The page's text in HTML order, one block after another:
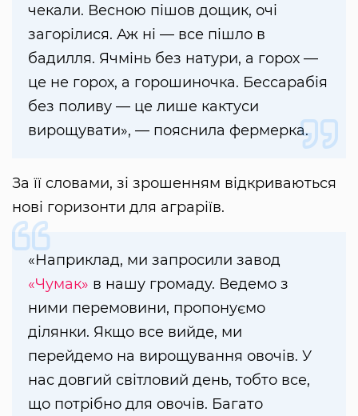
чекали. Весною пішов дощик, очі
загорілися. Аж ні — все пішло в
бадилля. Ячмінь без натури, а горох —
це не горох, а горошиночка. Бессарабія
без поливу — це лише кактуси
вирощувати», — пояснила фермерка.
За її словами, зі зрошенням відкриваються
нові горизонти для аграріїв.
«Наприклад, ми запросили завод
«Чумак» в нашу громаду. Ведемо з
ними перемовини, пропонуємо
ділянки. Якщо все вийде, ми
перейдемо на вирощування овочів. У
нас довгий світловий день, тобто все,
що потрібно для овочів. Багато